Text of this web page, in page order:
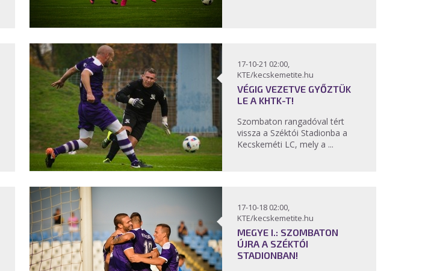
17-10-21 02:00,
KTE/kecskemetite.hu
VÉGIG VEZETVE GYŐZTÜK
LE A KHTK-T!
Szombaton rangadóval tért
vissza a Széktói Stadionba a
Kecskeméti LC, mely a ...
17-10-18 02:00,
KTE/kecskemetite.hu
MEGYE I.: SZOMBATON
ÚJRA A SZÉKTÓI
STADIONBAN!